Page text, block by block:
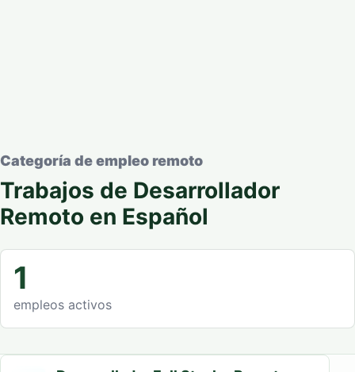
Categoría de empleo remoto
Trabajos de Desarrollador
Remoto en Español
1
empleos activos